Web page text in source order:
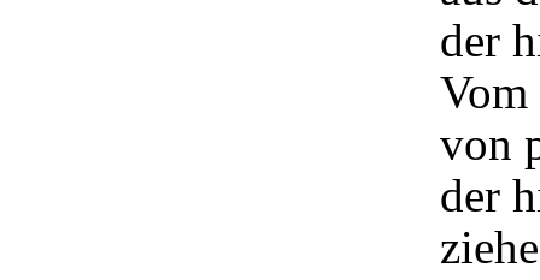
der
Vom
von
der